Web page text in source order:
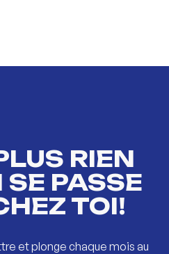
RIEN
SE PASSE
TOI!
et plonge chaque mois au